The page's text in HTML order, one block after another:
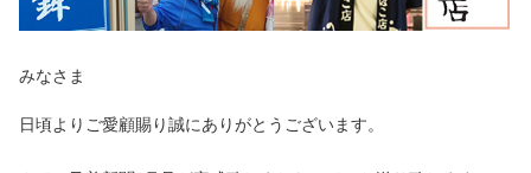
みなさま
日頃よりご愛顧賜り誠にありがとうございます。